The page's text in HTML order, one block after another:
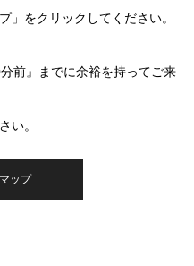
」をクリックしてください。
前』までに余裕を持ってご来
い。
ップ